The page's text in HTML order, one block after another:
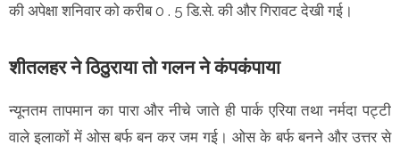
की अपेक्षा शनिवार को करीब 0 . 5 डि.से. की और गिरावट देखी गई।
शीतलहर ने ठिठुराया तो गलन ने कंपकंपाया
न्यूनतम तापमान का पारा और नीचे जाते ही पार्क एरिया तथा नर्मदा पट्टी
वाले इलाकों में ओस बर्फ बन कर जम गई। ओस के बर्फ बनने और उत्तर से